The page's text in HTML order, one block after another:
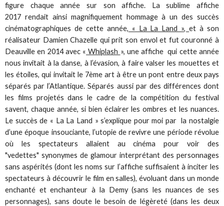
figure chaque année sur son affiche. La sublime affiche
2017 rendait ainsi magnifiquement hommage à un des succès
cinématographiques de cette année, « La La Land »,et à son
réalisateur Damien Chazelle qui prit son envol et fut couronné à
Deauville en 2014 avec « Whiplash », une affiche qui cette année
nous invitait à la danse, à l’évasion, à faire valser les mouettes et
les étoiles, qui invitait le 7ème art à être un pont entre deux pays
séparés par l’Atlantique. Séparés aussi par des différences dont
les films projetés dans le cadre de la compétition du festival
savent, chaque année, si bien éclairer les ombres et les nuances.
Le succès de « La La Land » s’explique pour moi par la nostalgie
d’une époque insouciante, l’utopie de revivre une période révolue
où les spectateurs allaient au cinéma pour voir des
"vedettes" synonymes de glamour interprétant des personnages
sans aspérités (dont les noms sur l’affiche suffisaient à inciter les
spectateurs à découvrir le film en salles), évoluant dans un monde
enchanté et enchanteur à la Demy (sans les nuances de ses
personnages), sans doute le besoin de légèreté (dans les deux